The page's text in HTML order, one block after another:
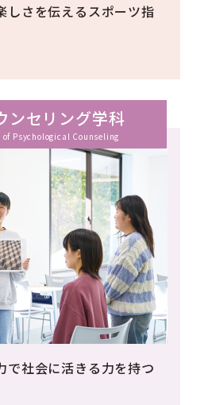
しさを伝えるスポーツ指
ンセリング学科
Psychological Counseling
で社会に活きる力を持つ